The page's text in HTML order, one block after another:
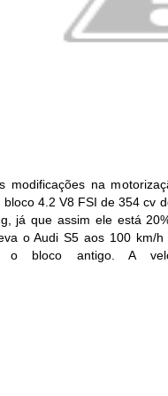
modificações na
4.2 V8 FSI de 354 cv
já que assim ele está
o Audi S5 aos 100 km/
o bloco antigo. A